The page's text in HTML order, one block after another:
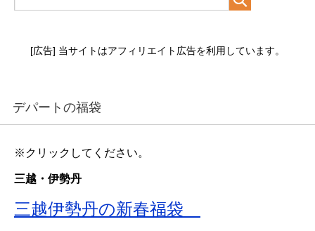
[広告] 当サイトはアフィリエイト広告を利用しています。
デパートの福袋
※クリックしてください。
三越・伊勢丹
三越伊勢丹の新春福袋